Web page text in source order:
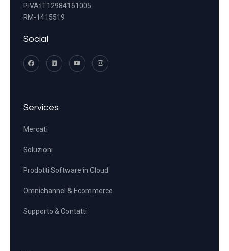
P.IVA:IT12984161005
RM-1415519
Social
Services
Mercati
Soluzioni
Prodotti Software in Cloud
Omnichannel & Ecommerce
Supporto & Contatti